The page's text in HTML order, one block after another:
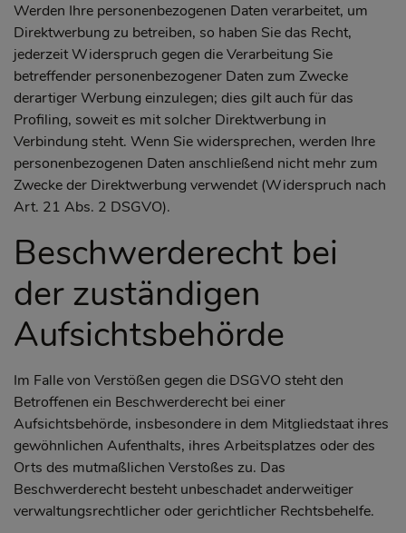
Werden Ihre personenbezogenen Daten verarbeitet, um
Direktwerbung zu betreiben, so haben Sie das Recht,
jederzeit Widerspruch gegen die Verarbeitung Sie
betreffender personenbezogener Daten zum Zwecke
derartiger Werbung einzulegen; dies gilt auch für das
Profiling, soweit es mit solcher Direktwerbung in
Verbindung steht. Wenn Sie widersprechen, werden Ihre
personenbezogenen Daten anschließend nicht mehr zum
Zwecke der Direktwerbung verwendet (Widerspruch nach
Art. 21 Abs. 2 DSGVO).
Beschwerderecht bei
der zuständigen
Aufsichtsbehörde
Im Falle von Verstößen gegen die DSGVO steht den
Betroffenen ein Beschwerderecht bei einer
Aufsichtsbehörde, insbesondere in dem Mitgliedstaat ihres
gewöhnlichen Aufenthalts, ihres Arbeitsplatzes oder des
Orts des mutmaßlichen Verstoßes zu. Das
Beschwerderecht besteht unbeschadet anderweitiger
verwaltungsrechtlicher oder gerichtlicher Rechtsbehelfe.